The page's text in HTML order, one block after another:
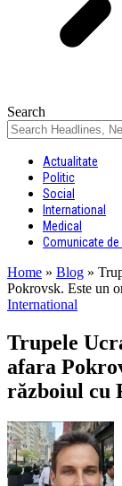
Search
Actualitate
Politic
Social
International
Medical
Comunicate de
Home » Blog »
Pokrovsk. Este un
International
Trupele
afara
războiul cu